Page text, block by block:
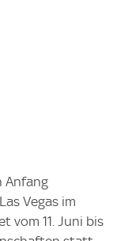
Anfang
Vegas im
vom 11. Juni bis